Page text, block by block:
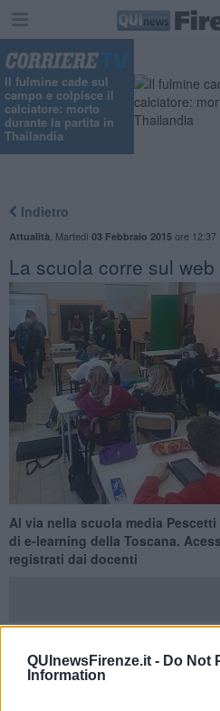
QUInewsFirenze.it - Do Not
Information
Il fulmine cade sul
campo e colpisce il
calciatore: morto
durante la partita in
Thailandia
Indietro
Attualità Martedì 03 Febbraio 2015ore 12:37
La scuola corre sul web
Al via nella scuola media
di e-learning della Toscana.
registrati dai docenti
SESTO FIORENTINO —
I video